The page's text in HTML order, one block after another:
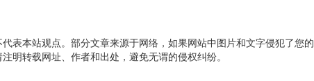
表本站观点。部分文章来源于网络，如果网站中图片和文字侵犯了您的
明转载网址、作者和出处，避免无谓的侵权纠纷。